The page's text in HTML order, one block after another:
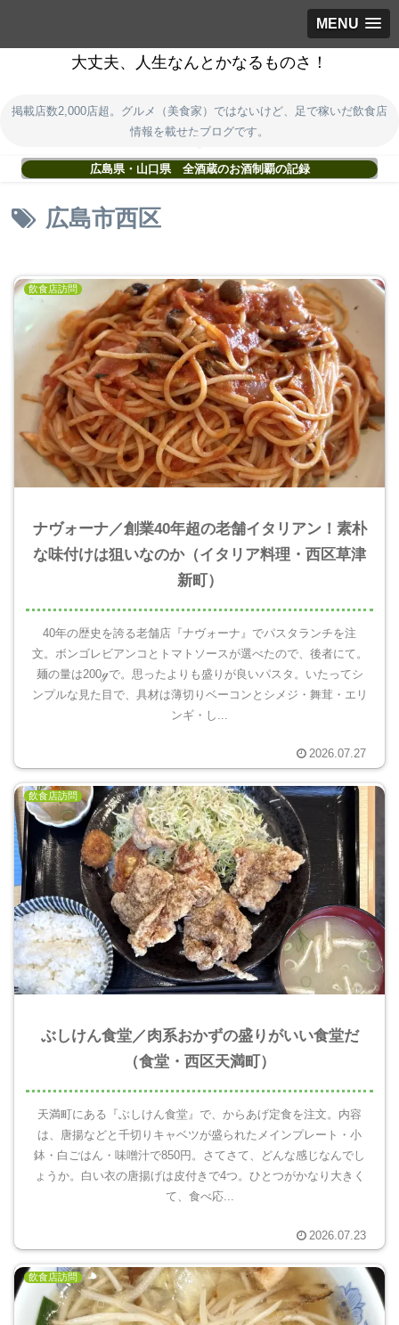
MENU
大丈夫、人生なんとかなるものさ！
掲載店数2,000店超。グルメ（美食家）ではないけど、足で稼いだ飲食店
情報を載せたブログです。
広島県・山口県 全酒蔵のお酒制覇の記録
広島市西区
飲食店訪問
ナヴォーナ／創業40年超の老舗イタリアン！素朴
な味付けは狙いなのか（イタリア料理・西区草津
新町）
40年の歴史を誇る老舗店『ナヴォーナ』でパスタランチを注
文。ボンゴレビアンコとトマトソースが選べたので、後者にて。
麺の量は200ℊで。思ったよりも盛りが良いパスタ。いたってシ
ンプルな見た目で、具材は薄切りベーコンとシメジ・舞茸・エリ
ンギ・し...
2026.07.27
飲食店訪問
ぶしけん食堂／肉系おかずの盛りがいい食堂だ
（食堂・西区天満町）
天満町にある『ぶしけん食堂』で、からあげ定食を注文。内容
は、唐揚などと千切りキャベツが盛られたメインプレート・小
鉢・白ごはん・味噌汁で850円。さてさて、どんな感じなんでし
ょうか。白い衣の唐揚げは皮付きで4つ。ひとつがかなり大きく
て、食べ応...
2026.07.23
飲食店訪問